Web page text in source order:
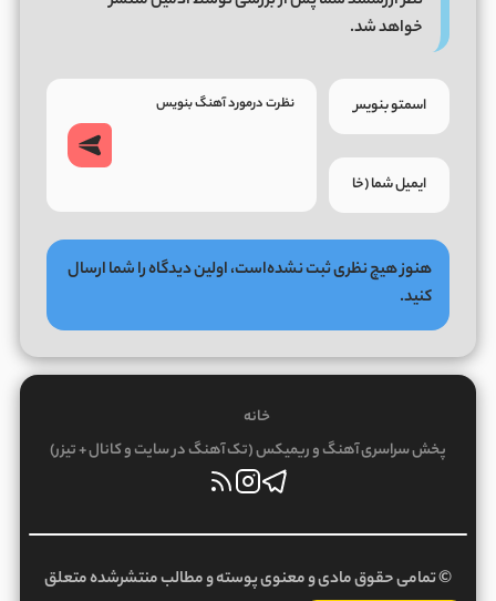
خواهد شد.
هنوز هیچ نظری ثبت نشده‌است، اولین دیدگاه را شما ارسال
کنید.
خانه
پخش سراسری آهنگ و ریمیکس (تک آهنگ در سایت و کانال + تیزر)
© تمامی حقوق مادی و معنوی پوسته و مطالب منتشرشده متعلق